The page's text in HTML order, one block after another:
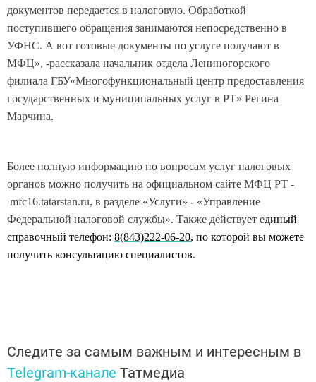
документов передается в налоговую. Обработкой
поступившего обращения занимаются непосредственно в
УФНС. А вот готовые документы по услуге получают в
МФЦ», -рассказала начальник отдела Лениногорского
филиала ГБУ«Многофункциональный центр предоставления
государственных и муниципальных услуг в РТ» Регина
Марчина.
Более полную информацию по вопросам услуг налоговых
органов можно получить на официальном сайте МФЦ РТ -
mfc16.tatarstan.ru, в разделе «Услуги» - «Управление
Федеральной налоговой службы». Также действует единый
справочный телефон: 8(843)222-06-20, по которой вы можете
получить консультацию специалистов.
Следите за самым важным и интересным в
Telegram-канале Татмедиа